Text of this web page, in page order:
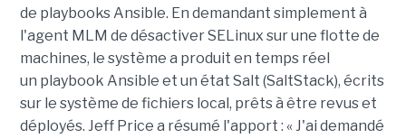
de playbooks Ansible. En demandant simplement à
l'agent MLM de désactiver SELinux sur une flotte de
machines, le système a produit en temps réel
un playbook Ansible et un état Salt (SaltStack), écrits
sur le système de fichiers local, prêts à être revus et
déployés. Jeff Price a résumé l'apport : « J'ai demandé